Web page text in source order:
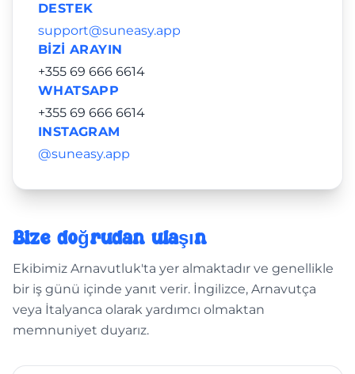
DESTEK
support@suneasy.app
BIZI ARAYIN
+355 69 666 6614
WHATSAPP
+355 69 666 6614
INSTAGRAM
@suneasy.app
Bize doğrudan ulaşın
Ekibimiz Arnavutluk'ta yer almaktadır ve genellikle
bir iş günü içinde yanıt verir. İngilizce, Arnavutça
veya İtalyanca olarak yardımcı olmaktan
memnuniyet duyarız.